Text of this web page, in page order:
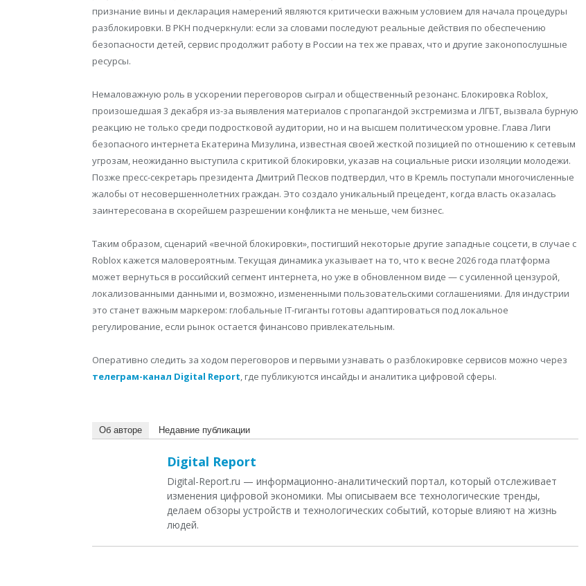
признание вины и декларация намерений являются критически важным условием для начала процедуры
разблокировки. В РКН подчеркнули: если за словами последуют реальные действия по обеспечению
безопасности детей, сервис продолжит работу в России на тех же правах, что и другие законопослушные
ресурсы.
Немаловажную роль в ускорении переговоров сыграл и общественный резонанс. Блокировка Roblox,
произошедшая 3 декабря из-за выявления материалов с пропагандой экстремизма и ЛГБТ, вызвала бурную
реакцию не только среди подростковой аудитории, но и на высшем политическом уровне. Глава Лиги
безопасного интернета Екатерина Мизулина, известная своей жесткой позицией по отношению к сетевым
угрозам, неожиданно выступила с критикой блокировки, указав на социальные риски изоляции молодежи.
Позже пресс-секретарь президента Дмитрий Песков подтвердил, что в Кремль поступали многочисленные
жалобы от несовершеннолетних граждан. Это создало уникальный прецедент, когда власть оказалась
заинтересована в скорейшем разрешении конфликта не меньше, чем бизнес.
Таким образом, сценарий «вечной блокировки», постигший некоторые другие западные соцсети, в случае с
Roblox кажется маловероятным. Текущая динамика указывает на то, что к весне 2026 года платформа
может вернуться в российский сегмент интернета, но уже в обновленном виде — с усиленной цензурой,
локализованными данными и, возможно, измененными пользовательскими соглашениями. Для индустрии
это станет важным маркером: глобальные IT-гиганты готовы адаптироваться под локальное
регулирование, если рынок остается финансово привлекательным.
Оперативно следить за ходом переговоров и первыми узнавать о разблокировке сервисов можно через
телеграм-канал Digital Report, где публикуются инсайды и аналитика цифровой сферы.
Об авторе Недавние публикации
Digital Report
Digital-Report.ru — информационно-аналитический портал, который отслеживает
изменения цифровой экономики. Мы описываем все технологические тренды,
делаем обзоры устройств и технологических событий, которые влияют на жизнь
людей.